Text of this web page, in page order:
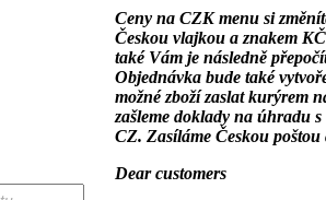
Ceny na CZK menu si
Českou vlajkou a znakem
také Vám je následně
Objednávka bude také
možné zboží zaslat kurýrem
zašleme doklady na úhradu
CZ. Zasíláme Českou
Dear customers